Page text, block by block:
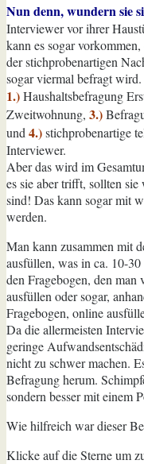
Nun denn, wundern sie
Interviewer vor ihrer
kann es sogar
der stichprobenartigen
sogar viermal befragt wird.
1.)Haushaltsbefragung
Zweitwohnung, 3.)
und 4.)stichprobenartige
Interviewer.
Aber das wird im
es sie aber trifft, sollten
sind! Das kann sogar mit
werden.
Man kann zusammen mit
ausfüllen, was in ca. 10-
den Fragebogen, den man
ausfüllen oder sogar,
Fragebogen, online
Da die allermeisten
geringe
nicht zu schwer machen.
Befragung herum.
sondern besser mit einem
Wie hilfreich war dieser
Klicke auf die Sterne um